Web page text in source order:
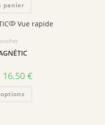
panier
Vue rapide
16.50 €